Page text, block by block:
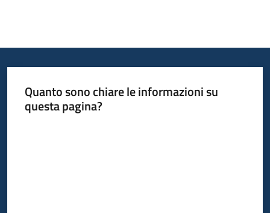
Quanto sono chiare le informazioni su
questa pagina?